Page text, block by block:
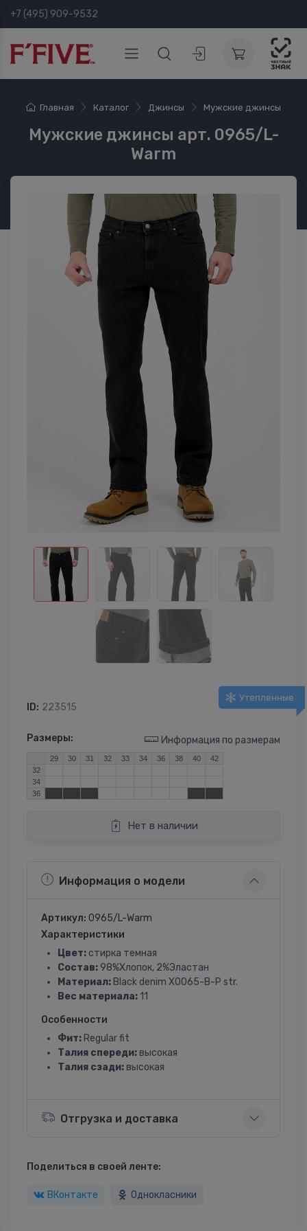
+7 (495) 909-9532
Главная Каталог Джинсы Мужские джинсы
Мужские джинсы арт. 0965/L-
Warm
Утепленные
ID: 223515
Размеры: Информация по размерам
29 30 31 32 33 34 36 38 40
42
32
34
36
Нет в наличии
Информация о модели
Артикул: 0965/L-Warm
Характеристики
Цвет: стирка темная
Состав: 98%Хлопок, 2%Эластан
Материал: Black denim X0065-B-P str.
Вес материала: 11
Особенности
Фит: Regular fit
Талия спереди: высокая
Талия сзади: высокая
Отгрузка и доставка
Поделиться в своей ленте:
ВКонтакте Однокласники